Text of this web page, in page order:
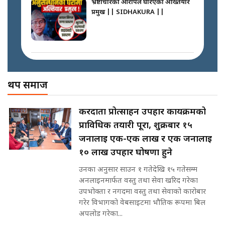
छैन खाली बेड || SIDHAKURA ||
SIDHAKURA
इनड्राइभ || SIDHAKURA ||
राष्ट्रिय सवालमा ९ दल एकजुट ||
Prachanda, Rabi, Gagan Stand
on the Same Page ||
SIDHAKURA ||
सहकारी पीडितसँग मन्त्री प्रतिभा रावलले
भनिन्–साथ दिनुहोस्, दबाब होइन ||
Sidhakura || Pratibha Rawal
भ्रष्टाचारको आरोपले घेरिएका अख्तियार
प्रमुख || SIDHAKURA ||
SIDHAKURA
पोप्पोको पासोः कमाउने लोभमा घरबार नै
उठिबास | The Dark Side of
'Poppo Live'-SIDHAKURA
मन्त्री आउने बित्तिकै सुरु भएको थियो
घुसको डिल || Raj Kumar Gupta ||
SIDHAKURA ||
थप समाज
करदाता प्रोत्साहन उपहार कार्यक्रमको
प्राविधिक तयारी पूरा, शुक्रबार १५
जनालाई एक-एक लाख र एक जनालाई
१० लाख उपहार घोषणा हुने
उनका अनुसार साउन १ गतेदेखि १५ गतेसम्म
अनलाइनमार्फत वस्तु तथा सेवा खरिद गरेका
उपभोक्ता र नगदमा वस्तु तथा सेवाको कारोबार
गरेर विभागको वेबसाइटमा भौतिक रूपमा बिल
अपलोड गरेका...